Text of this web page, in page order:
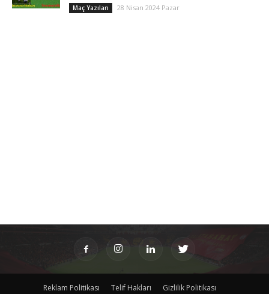
Maç Yazıları 28 Nisan 2024 Pazar
Reklam Politikası Telif Hakları Gizlilik Politikası